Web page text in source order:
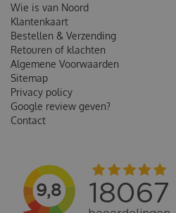
Wie is van Noord
Klantenkaart
Bestellen & Verzending
Retouren of klachten
Algemene Voorwaarden
Sitemap
Privacy policy
Google review geven?
Contact